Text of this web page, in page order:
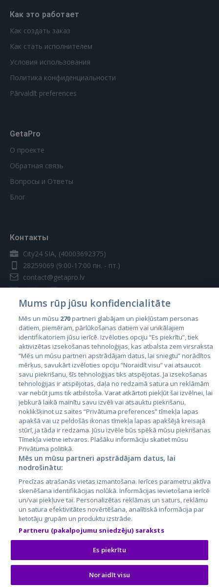
Как это работает
Как создать заказ
Как стать исполнителем
Условия использования
Политика конфиденциальности
Pārvaldīt preferences
GetaPro
О проекте
Обратная связь
Вопросы и Ответы
Блог
Контакты
City24 SIA, (40003692375)
28259069 (9:00-17:00 пн. - пт.)
contact@getapro.lv
Страны
Эстония
Латвия
Литва
City24.lv
City24.ee
GetaPro.lv
GetaPro.ee
Skelbiu.lt
Autoplius.lt
Aruodas.lt
Kainos.lt
Paslaugos.lt
auto24.ee
KV.ee
Osta.ee
KuldneBörs.ee
Mums rūp jūsu konfidencialitāte
Mēs un mūsu 270partneri glabājam un piekļūstam personas
datiem, piemēram, pārlūkošanas datiem vai unikālajiem
identifikatoriem jūsu ierīcē. Izvēloties opciju “Es piekrītu”, tiek
aktivizētas izsekošanas tehnoloģijas, kas atbalsta zem virsraksta
“Mēs un mūsu partneri apstrādājam datus, lai sniegtu” norādītos
mērķus, savukārt izvēloties opciju “Noraidīt visu” vai atsaucot
savu piekrišanu, šīs tehnoloģijas tiks atspējotas. Ja izsekošanas
tehnoloģijas ir atspējotas, daļa no redzamā satura un reklāmām
var nebūt jums tik atbilstoša. Varat atkārtoti piekļūt šai izvēlnei, lai
jebkurā laikā mainītu savu izvēli vai atsauktu piekrišanu,
noklikšķinot uz saites “Privātuma preferences” tīmekļa lapas
apakšā vai uz peldošās ikonas tīmekļa lapas apakšējā kreisajā
stūrī, ja tāda ir redzama. Jūsu izvēle būs spēkā mūsu piekrišanas
Tīmekļa vietne ietvaros. Plašāku informāciju skatiet mūsu
Privātuma politikā.
Mēs un mūsu partneri apstrādājam datus, lai
nodrošinātu:
Precīzas atrašanās vietas izmantošana. Ierīces parametru aktīva
skenēšana identifikācijas nolūkā. Informācijas ievietošana ierīcē
un/vai piekļuve tai. Personalizētas reklāmas un saturs, reklāmu
un satura efektivitātes novērtēšana, analītiskā informācija par
lietotāju grupām un produktu izstrāde.
Partneru (pakalpojumu sniedzēju) saraksts
Es piekrītu
Noraidīt visu